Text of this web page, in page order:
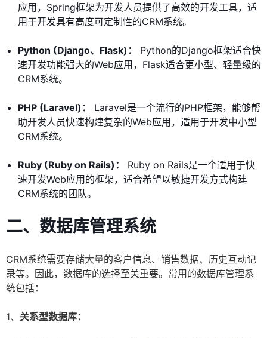
应用，Spring框架为开发人员提供了高效的开发工具，适
用于开发具有高度可定制性的CRM系统。
Python (Django、Flask)：
Python的Django框架适合快
速开发功能强大的Web应用，Flask适合更小型、轻量级的
CRM系统。
PHP (Laravel)：
Laravel是一个流行的PHP框架，能够帮
助开发人员快速构建复杂的Web应用，适用于开发中小型
CRM系统。
Ruby (Ruby on Rails)：
Ruby on Rails是一个适用于快
速开发Web应用的框架，适合希望以敏捷开发方式构建
CRM系统的团队。
二、数据库管理系统
CRM系统需要存储大量的客户信息、销售数据、历史互动记
录等。因此，数据库的选择至关重要。常用的数据库管理系
统包括：
1、 关系型数据库：